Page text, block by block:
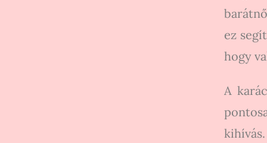
ez
hogy
A